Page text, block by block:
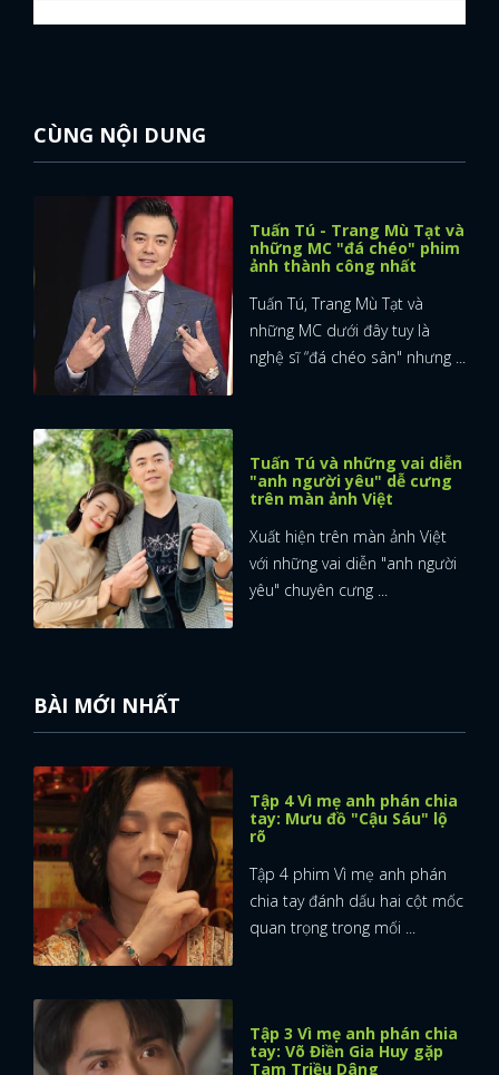
CÙNG NỘI DUNG
Tuấn Tú - Trang Mù Tạt và
những MC "đá chéo" phim
ảnh thành công nhất
Tuấn Tú, Trang Mù Tạt và
những MC dưới đây tuy là
nghệ sĩ “đá chéo sân" nhưng ...
Tuấn Tú và những vai diễn
"anh người yêu" dễ cưng
trên màn ảnh Việt
Xuất hiện trên màn ảnh Việt
với những vai diễn "anh người
yêu" chuyên cưng ...
BÀI MỚI NHẤT
Tập 4 Vì mẹ anh phán chia
tay: Mưu đồ "Cậu Sáu" lộ
rõ
Tập 4 phim Vì mẹ anh phán
chia tay đánh dấu hai cột mốc
quan trọng trong mối ...
Tập 3 Vì mẹ anh phán chia
tay: Võ Điền Gia Huy gặp
Tam Triều Dâng